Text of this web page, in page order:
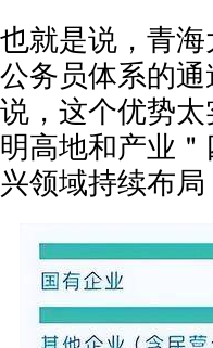
也就是说，青
公务员体系的
说，这个优势
明高地和产业
兴领域持续布